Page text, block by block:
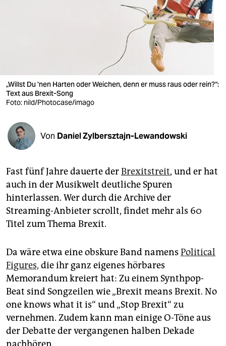
verlag
verlag
shop
fragen & hilfe
unterstützen
abo
genossenschaft
„Willst Du 'nen Harten oder Weichen, denn er muss raus oder rein?“:
Text aus Brexit-Song
Foto: nild/Photocase/imago
Von Daniel Zylbersztajn-Lewandowski
Fast fünf Jahre dauerte derBrexitstreit, und er hat
auch in der Musikwelt deutliche Spuren
hinterlassen. Wer durch die Archive der
Streaming-Anbieter scrollt, findet mehr als 60
Titel zum Thema Brexit.
Da wäre etwa eine obskure Band namens Political
Figures, die ihr ganz eigenes hörbares
Memorandum kreiert hat: Zu einem Synthpop-
Beat sind Songzeilen wie „Brexit means Brexit. No
one knows what it is“ und „Stop Brexit“ zu
vernehmen. Zudem kann man einige O-Töne aus
der Debatte der vergangenen halben Dekade